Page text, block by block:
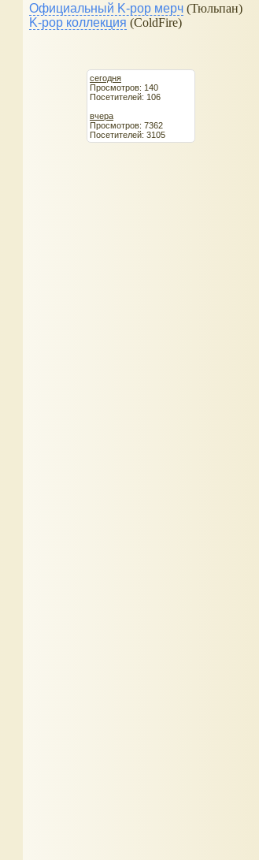
Официальный K-pop мерч (Тюльпан)
K-pop коллекция (ColdFire)
сегодня
Просмотров: 140
Посетителей: 106
вчера
Просмотров: 7362
Посетителей: 3105